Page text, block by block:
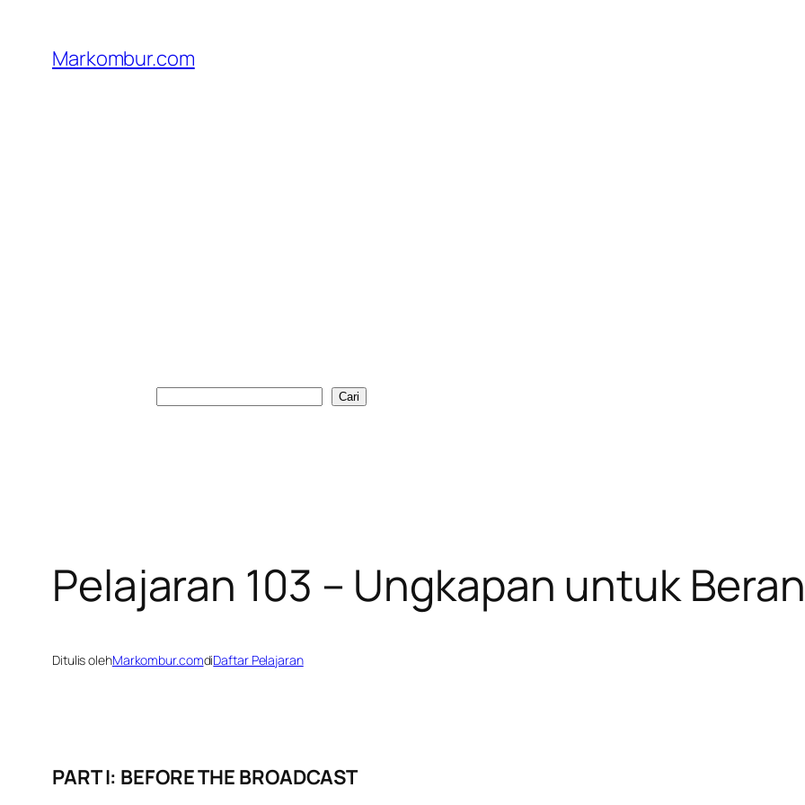
konten
Markombur.com
Cari
Pelajaran 103 – Ungkapan untuk
Ditulis olehMarkombur.comdiDaftar Pelajaran
PART I: BEFORE THE BROADCAST